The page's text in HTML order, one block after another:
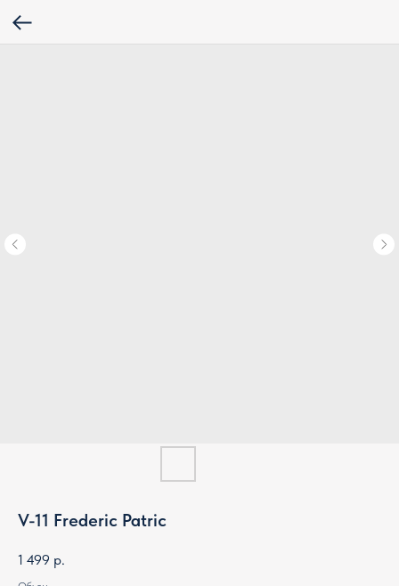
V-11 Frederic Patric
1 499 р.